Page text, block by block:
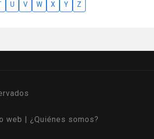
U V W X Y Z
web | ¿Quiénes somos?